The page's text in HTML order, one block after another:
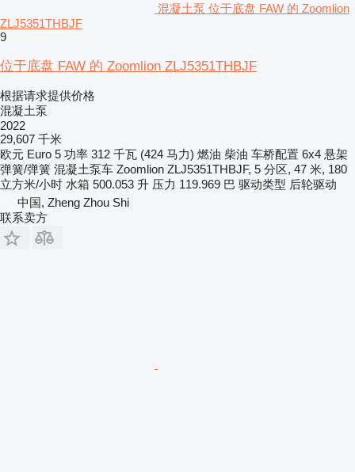
混凝土泵 位于底盘 FAW 的 Zoomlion
ZLJ5351THBJF
9
位于底盘 FAW 的 Zoomlion ZLJ5351THBJF
根据请求提供价格
混凝土泵
2022
29,607 千米
欧元 Euro 5 功率 312 千瓦 (424 马力) 燃油 柴油 车桥配置 6x4 悬架
弹簧/弹簧 混凝土泵车 Zoomlion ZLJ5351THBJF, 5 分区, 47 米, 180
立方米/小时 水箱 500.053 升 压力 119.969 巴 驱动类型 后轮驱动
中国, Zheng Zhou Shi
联系卖方